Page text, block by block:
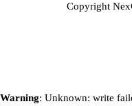
Copyright
Warning: Unknown: write